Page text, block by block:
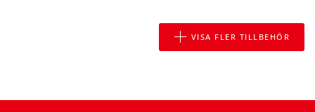
VISA FLER TILLBEHÖR